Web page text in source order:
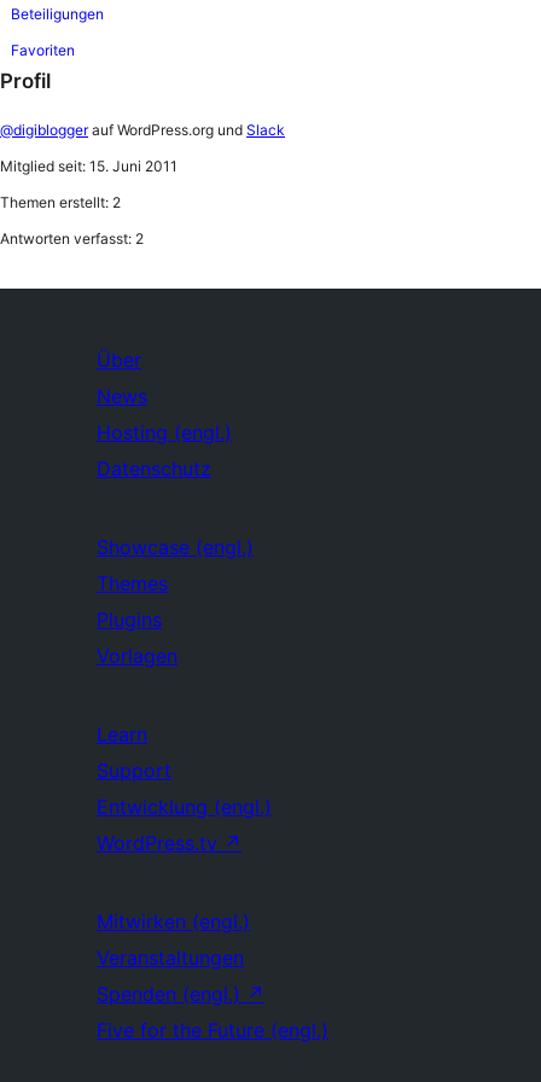
Beteiligungen
Favoriten
Profil
@digibloggerauf WordPress.org und Slack
Mitglied seit: 15. Juni 2011
Themen erstellt: 2
Antworten verfasst: 2
Über
News
Hosting (engl.)
Datenschutz
Showcase (engl.)
Themes
Plugins
Vorlagen
Learn
Support
Entwicklung (engl.)
WordPress.tv ↗
Mitwirken (engl.)
Veranstaltungen
Spenden (engl.) ↗
Five for the Future (engl.)